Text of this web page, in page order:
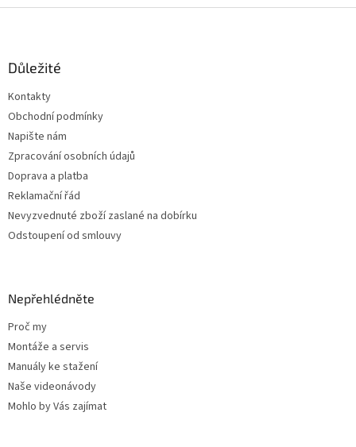
Důležité
Kontakty
Obchodní podmínky
Napište nám
Zpracování osobních údajů
Doprava a platba
Reklamační řád
Nevyzvednuté zboží zaslané na dobírku
Odstoupení od smlouvy
Nepřehlédněte
Proč my
Montáže a servis
Manuály ke stažení
Naše videonávody
Mohlo by Vás zajímat